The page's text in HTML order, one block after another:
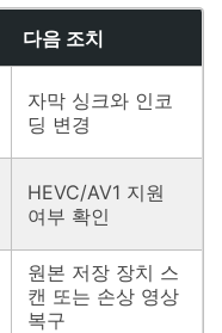
다음 조치
자막 싱크와 인코
딩 변경
HEVC/AV1 지원
여부 확인
원본 저장 장치 스
캔 또는 손상 영상
복구